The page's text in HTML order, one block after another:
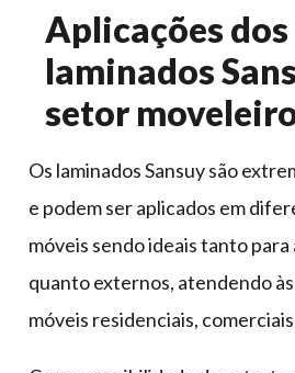
Aplicações dos
laminados
setor
Os laminados Sansuy são
e podem ser aplicados em
móveis sendo ideais tanto
quanto externos, atendendo
móveis residenciais,